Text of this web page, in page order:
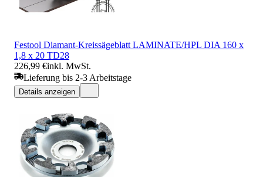
Festool Diamant-Kreissägeblatt LAMINATE/HPL DIA 160 x
1,8 x 20 TD28
226,99 €inkl. MwSt.
Lieferung bis 2-3 Arbeitstage
Details anzeigen